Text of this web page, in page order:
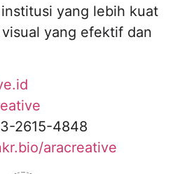
yang lebih kuat
yang efektif dan
2615-4848
aracreative